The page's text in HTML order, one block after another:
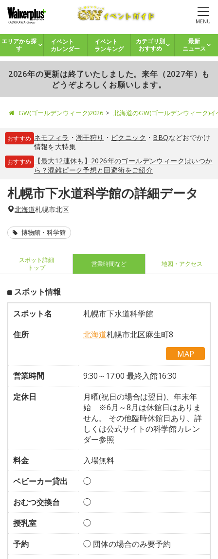
MENU
エリアから探
す
イベント
カレンダー
イベント
ランキング
カテゴリ別
おすすめ
最新
ニュース
2026年の更新は終了いたしました。来年（2027年）も
どうぞよろしくお願いします。
GW(ゴールデンウィーク)2026 北海道のGW(ゴールデンウィーク)
おすすめ ネモフィラ ・ 潮干狩り ・ ピクニック ・ BBQなどおでかけ
情報を大特集
おすすめ
【最大12連休も】2026年のゴールデンウィークはいつか
ら？混雑ピーク予想と回避術をご紹介
札幌市下水道科学館の詳細データ
北海道札幌市北区
博物館・科学館
スポット詳細
トップ
営業時間など 地図・アクセス
スポット情報
スポット名
札幌市下水道科学館
住所
北海道札幌市北区麻生町8
MAP
営業時間
9:30～17:00 最終入館16:30
定休日
月曜(祝日の場合は翌日)、年末年
始 ※6月～8月は休館日はありま
せん。 その他臨時休館日あり、詳
しくは公式サイトの科学館カレン
ダー参照
料金
入場無料
ベビーカー貸出
◯
おむつ交換台
◯
授乳室
◯
予約
◯ 団体の場合のみ要予約